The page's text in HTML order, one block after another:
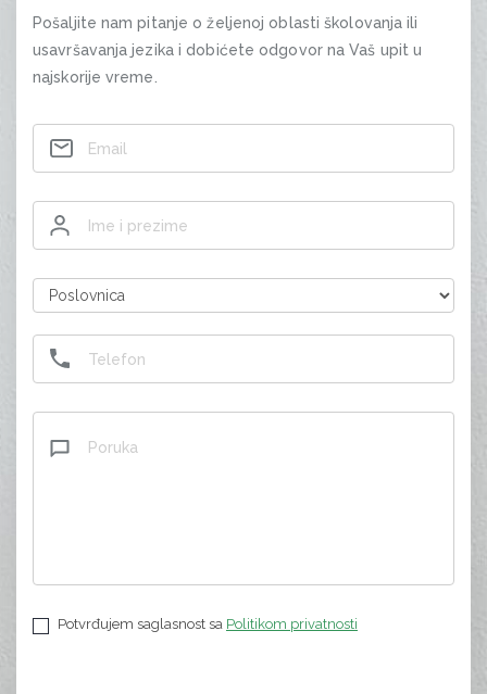
Pošaljite nam pitanje o željenoj oblasti školovanja ili
usavršavanja jezika i dobićete odgovor na Vaš upit u
najskorije vreme.
Contact
Potvrđujem saglasnost sa Politikom privatnosti